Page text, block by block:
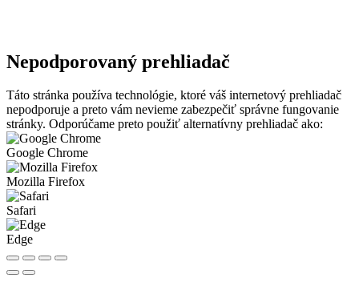
Nepodporovaný prehliadač
Táto stránka používa technológie, ktoré váš internetový prehliadač
nepodporuje a preto vám nevieme zabezpečiť správne fungovanie
stránky. Odporúčame preto použiť alternatívny prehliadač ako:
Google Chrome
Mozilla Firefox
Safari
Edge